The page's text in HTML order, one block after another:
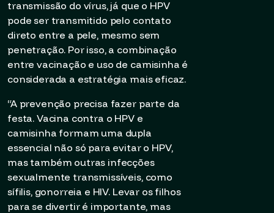
transmissão do vírus, já que o HPV
pode ser transmitido pelo contato
direto entre a pele, mesmo sem
penetração. Por isso, a combinação
entre vacinação e uso de camisinha é
considerada a estratégia mais eficaz.
“A prevenção precisa fazer parte da
festa. Vacina contra o HPV e
camisinha formam uma dupla
essencial não só para evitar o HPV,
mas também outras infecções
sexualmente transmissíveis, como
sífilis, gonorreia e HIV. Levar os filhos
para se divertir é importante, mas